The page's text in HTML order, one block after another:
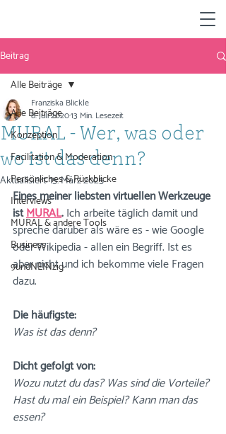
Beitrag
Alle Beiträge
Konzeption
Facilitation & Moderation
Persönliches & Rückblicke
Interviews
MURAL & andere Tools
Business
9undNEINzig
Alle Beiträge
MURAL - Wer, was oder
wo ist das denn?
Franziska Blickle
8. Juli 202013 Min. Lesezeit
Aktualisiert:15. März 2025
Eines meiner liebsten virtuellen Werkzeuge
ist MURAL. Ich arbeite täglich damit und
spreche darüber als wäre es - wie Google
oder Wikipedia - allen ein Begriff. Ist es
aber nicht und ich bekomme viele Fragen
dazu.
Die häufigste:
Was ist das denn?
Dicht gefolgt von:
Wozu nutzt du das? Was sind die Vorteile?
Hast du mal ein Beispiel? Kann man das
essen?